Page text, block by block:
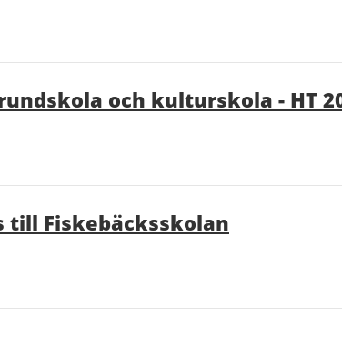
och kulturskola - HT
till Fiskebäcksskolan